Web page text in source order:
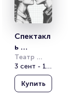
Спектакл
ь
«Первая
любовь
последне
го года»
Театр
Вахтангова
3 сент - 14 окт
Купить